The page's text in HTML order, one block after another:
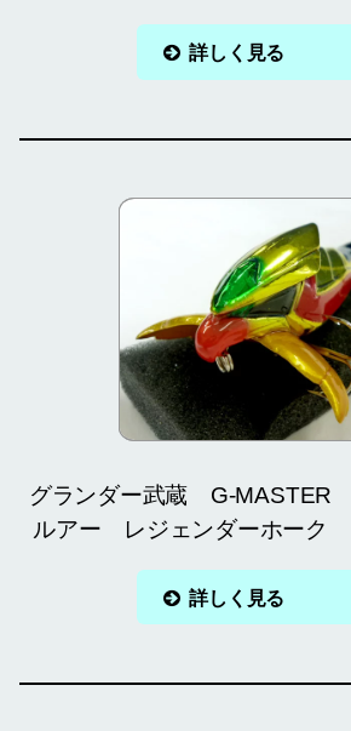
詳しく見る
グランダー武蔵 G-
ルアー レジェンダーホーク
詳しく見る